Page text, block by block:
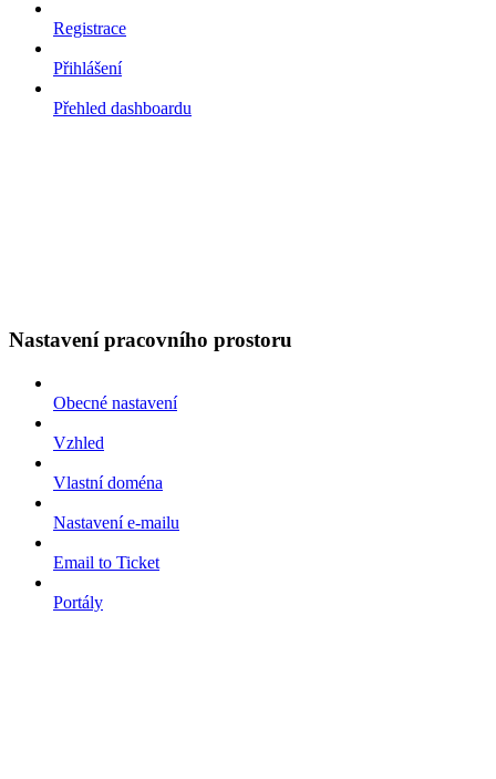
Registrace
Přihlášení
Přehled dashboardu
Nastavení pracovního prostoru
Obecné nastavení
Vzhled
Vlastní doména
Nastavení e-mailu
Email to Ticket
Portály